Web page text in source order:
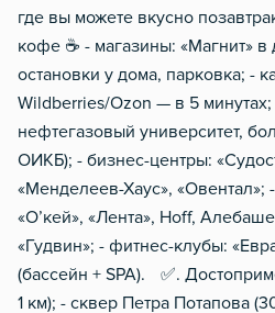
где вы можете вкусно
кофе ☕️ - магазины: «Магнит» в
остановки у дома, парковка; -
Wildberries/Ozon — в 5 минутах;
нефтегазовый университет,
ОИКБ); - бизнес-центры:
«Менделеев-Хаус», «Овентал»;
«О’кей», «Лента», Hoff,
«Гудвин»; - фитнес-клубы:
(бассейн + SPA). ✅.
1 км); - сквер Петра Потапова